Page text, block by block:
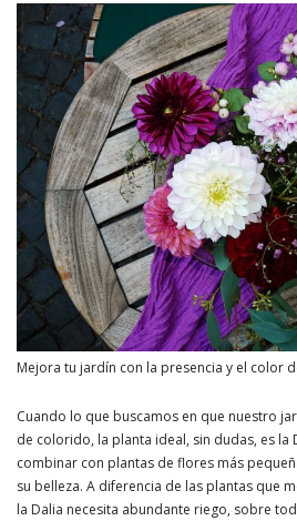
Mejora tu jardín con la presencia y el color
Cuando lo que buscamos en que nuestro
de colorido, la planta ideal, sin dudas, es la
combinar con plantas de flores más
su belleza. A diferencia de las plantas que
la Dalia necesita abundante riego, sobre